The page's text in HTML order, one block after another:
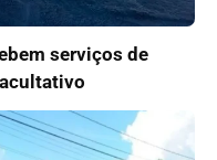
serviços de